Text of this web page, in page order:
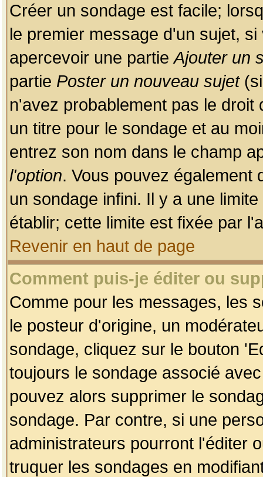
Créer un sondage est facile;
le premier message d'un sujet,
apercevoir une partieAjouter un
partie Poster un nouveau sujet(si
n'avez probablement pas le
un titre pour le sondage et au
entrez son nom dans le champ
l'option. Vous pouvez également
un sondage infini. Il y a une
établir; cette limite est fixée par
Revenir en haut de page
Comment puis-je éditer ou
Comme pour les messages, les
le posteur d'origine, un
sondage, cliquez sur le bouton
toujours le sondage associé
pouvez alors supprimer le
sondage. Par contre, si une
administrateurs pourront l'éditer
truquer les sondages en